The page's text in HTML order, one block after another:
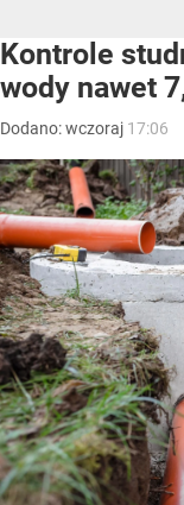
Kontrole
wody nawet
Dodano:wczoraj 17:06